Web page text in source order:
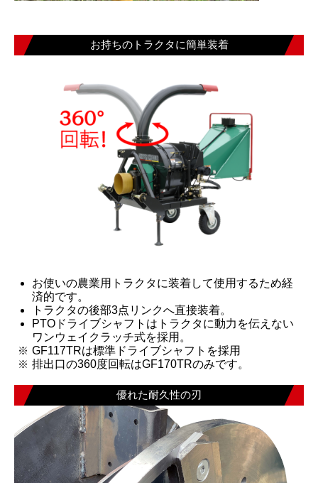
お持ちのトラクタに簡単装着
お使いの農業用トラクタに装着して使用するため経
済的です。
トラクタの後部3点リンクへ直接装着。
PTOドライブシャフトはトラクタに動力を伝えない
ワンウェイクラッチ式を採用。
GF117TRは標準ドライブシャフトを採用
排出口の360度回転はGF170TRのみです。
優れた耐久性の刃